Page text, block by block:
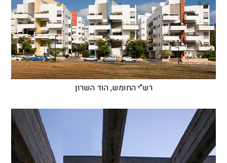
רש"י החומש, הוד השרון